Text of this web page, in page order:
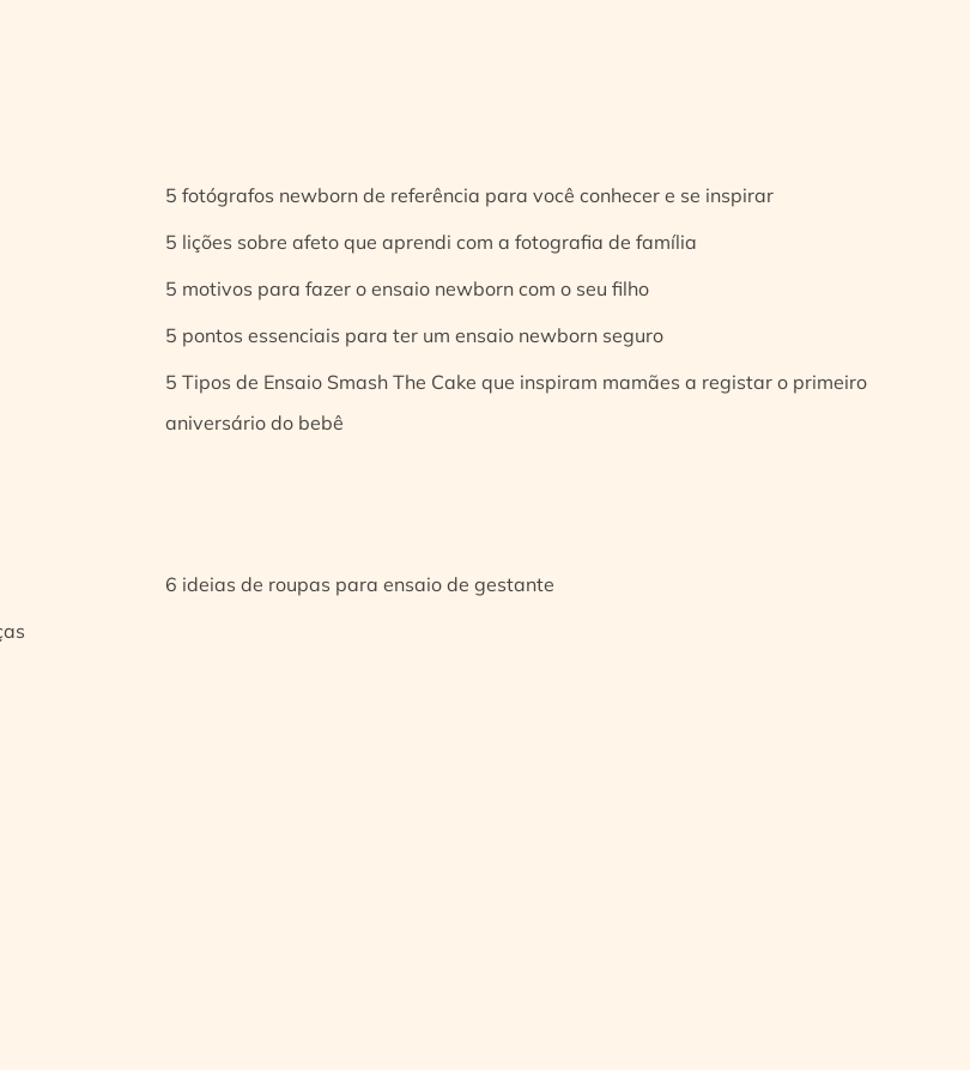
5 fotógrafos newborn de referência para você conhecer e se inspirar
5 lições sobre afeto que aprendi com a fotografia de família
5 motivos para fazer o ensaio newborn com o seu filho
5 pontos essenciais para ter um ensaio newborn seguro
5 Tipos de Ensaio Smash The Cake que inspiram mamães a registar o primeiro
aniversário do bebê
6 ideias de roupas para ensaio de gestante